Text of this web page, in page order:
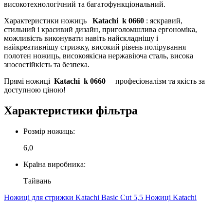
високотехнологічний та багатофункціональний.
Характеристики ножиць Katachi k 0660 : яскравий,
стильний і красивий дизайн, приголомшлива ергономіка,
можливість виконувати навіть найскладнішу і
найкреативнішу стрижку, високий рівень полірування
полотен ножиць, високоякісна нержавіюча сталь, висока
зносостійкість та безпека.
Прямі ножиці Katachi k 0660 – професіоналізм та якість за
доступною ціною!
Характеристики фільтра
Розмір ножиць:
6,0
Країна виробника:
Тайвань
Ножиці для стрижки Katachi Basic Cut 5,5 Ножиці Katachi